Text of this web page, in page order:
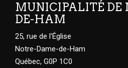
MUNICIPALITÉ DE
DE-HAM
25, rue de l'Église
Notre-Dame-de-Ham
Québec, G0P 1C0